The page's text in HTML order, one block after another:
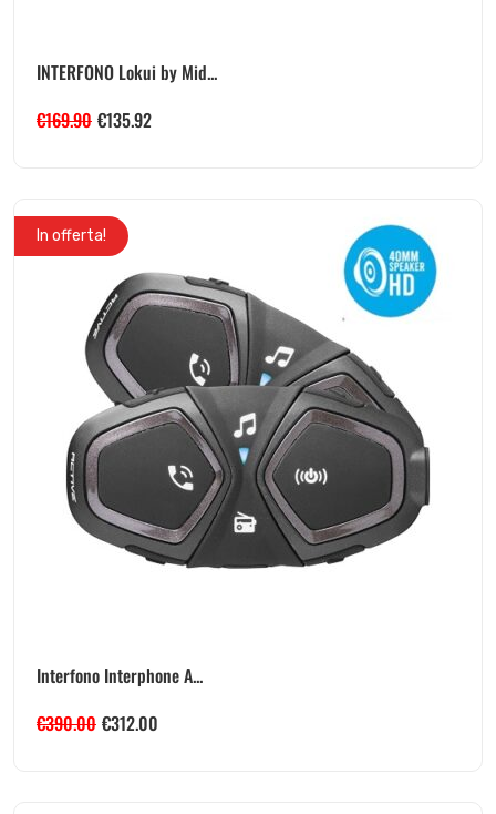
INTERFONO Lokui by Mid...
€169.90 €135.92
In offerta!
Interfono Interphone A...
€390.00 €312.00